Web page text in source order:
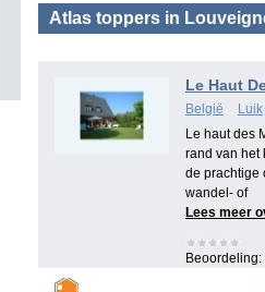
Atlas toppers in
Le Haut
België
Luik
Le haut des
rand van het
de prachtige
wandel- of
Lees meer
Beoordeling: